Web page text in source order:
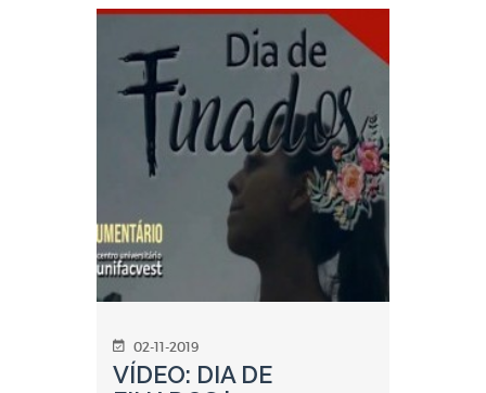
02-11-2019
VÍDEO: DIA DE